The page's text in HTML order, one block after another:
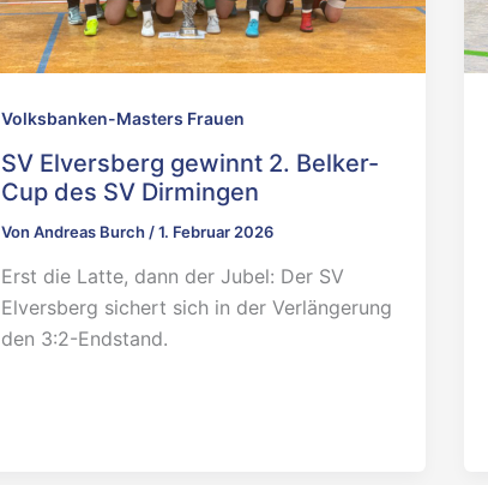
Volksbanken-Masters Frauen
SV Elversberg gewinnt 2. Belker-
Cup des SV Dirmingen
Von Andreas Burch /1. Februar 2026
Erst die Latte, dann der Jubel: Der SV
Elversberg sichert sich in der Verlängerung
den 3:2-Endstand.